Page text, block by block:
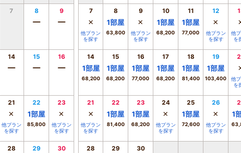
7 8
ー
9
ー
14
ー
15
ー
16
ー
21
×
他プラン
を探す
22
1部屋
85,800
23
×
他プラン
を探す
28 29 30
7
×
他プラン
を探す
8
1部屋
63,800
9
×
他プラン
を探す
10
1部屋
68,200
11
1部屋
77,000
12
×
他プラン
を探す
他
を
14
1部屋
68,200
15
1部屋
68,200
16
1部屋
77,000
17
1部屋
68,200
18
1部屋
81,400
19
1部屋
103,400
他
を
21
×
他プラン
を探す
22
1部屋
81,400
23
1部屋
68,200
24
×
他プラン
を探す
25
1部屋
72,600
26
×
他プラン
を探す
1
28 29 30